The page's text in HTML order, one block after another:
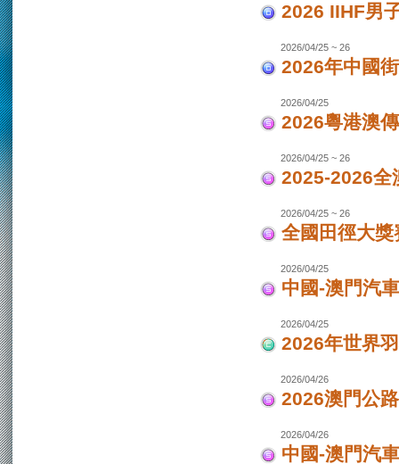
2026 IIHF男
2026/04/25 ~ 26
2026年中國
2026/04/25
2026粵港澳
2026/04/25 ~ 26
2025-2026全
2026/04/25 ~ 26
全國田徑大獎
2026/04/25
中國-澳門汽
2026/04/25
2026年世界
2026/04/26
2026澳門公
2026/04/26
中國-澳門汽